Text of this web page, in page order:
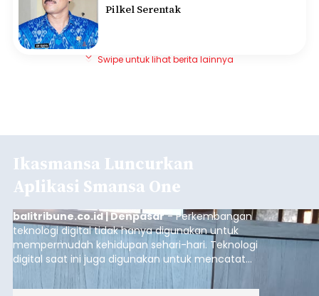
Pilkel Serentak
Swipe untuk lihat berita lainnya
Ikasmansa Luncurkan
Aplikasi Smansa One
balitribune.co.id | Denpasar- Perkembangan
teknologi digital tidak hanya digunakan untuk
mempermudah kehidupan sehari-hari. Teknologi
digital saat ini juga digunakan untuk mencatat
dan mengelola data base alumni dari suatu
sekolah, salah satunya adalah alumni SMA 1